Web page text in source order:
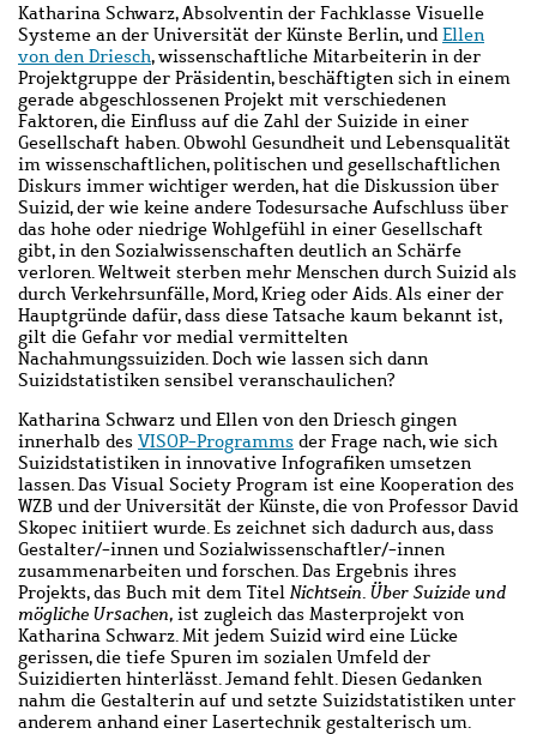
Katharina Schwarz, Absolventin der Fachklasse Visuelle
Systeme an der Universität der Künste Berlin, undEllen
von den Driesch, wissenschaftliche Mitarbeiterin in der
Projektgruppe der Präsidentin, beschäftigten sich in einem
gerade abgeschlossenen Projekt mit verschiedenen
Faktoren, die Einfluss auf die Zahl der Suizide in einer
Gesellschaft haben. Obwohl Gesundheit und Lebensqualität
im wissenschaftlichen, politischen und gesellschaftlichen
Diskurs immer wichtiger werden, hat die Diskussion über
Suizid, der wie keine andere Todesursache Aufschluss über
das hohe oder niedrige Wohlgefühl in einer Gesellschaft
gibt, in den Sozialwissenschaften deutlich an Schärfe
verloren. Weltweit sterben mehr Menschen durch Suizid als
durch Verkehrsunfälle, Mord, Krieg oder Aids. Als einer der
Hauptgründe dafür, dass diese Tatsache kaum bekannt ist,
gilt die Gefahr vor medial vermittelten
Nachahmungssuiziden. Doch wie lassen sich dann
Suizidstatistiken sensibel veranschaulichen?
Katharina Schwarz und Ellen von den Driesch gingen
innerhalb des VISOP-Programms der Frage nach, wie sich
Suizidstatistiken in innovative Infografiken umsetzen
lassen. Das Visual Society Program ist eine Kooperation des
WZB und der Universität der Künste, die von Professor David
Skopec initiiert wurde. Es zeichnet sich dadurch aus, dass
Gestalter/-innen und Sozialwissenschaftler/-innen
zusammenarbeiten und forschen. Das Ergebnis ihres
Projekts, das Buch mit dem Titel Nichtsein. Über Suizide und
mögliche Ursachen, ist zugleich das Masterprojekt von
Katharina Schwarz. Mit jedem Suizid wird eine Lücke
gerissen, die tiefe Spuren im sozialen Umfeld der
Suizidierten hinterlässt. Jemand fehlt. Diesen Gedanken
nahm die Gestalterin auf und setzte Suizidstatistiken unter
anderem anhand einer Lasertechnik gestalterisch um.